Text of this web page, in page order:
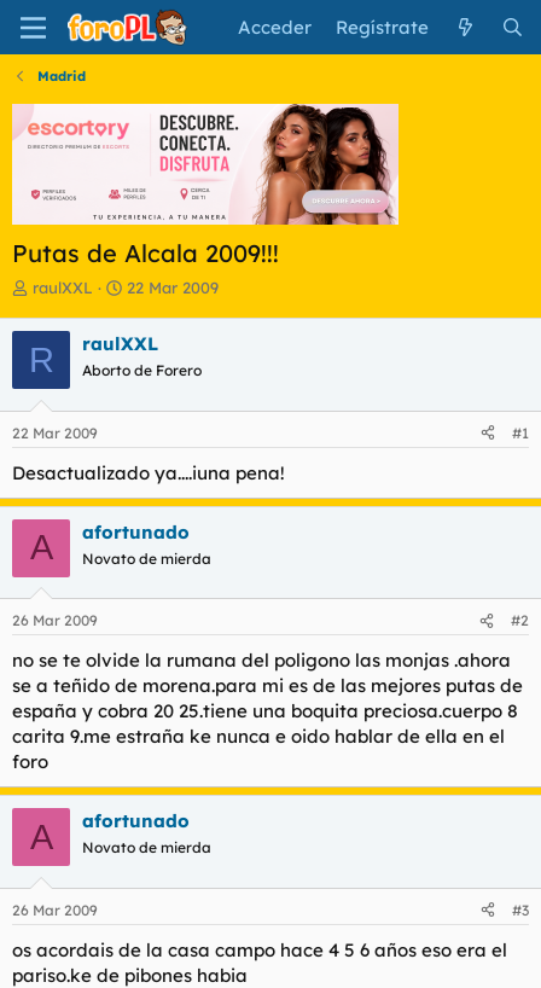
Acceder Regístrate
Madrid
Putas de Alcala 2009!!!
I
i
c
i
a
d
o
d
e
l
t
m
a
raulXXL
F
h
a
e
i
c
i
22 Mar 2009
R raulXXL
Aborto de Forero
22 Mar 2009 #1
Desactualizado ya....iuna pena!
A afortunado
Novato de mierda
26 Mar 2009 #2
no se te olvide la rumana del poligono las monjas .ahora
se a teñido de morena.para mi es de las mejores putas de
españa y cobra 20 25.tiene una boquita preciosa.cuerpo 8
carita 9.me estraña ke nunca e oido hablar de ella en el
foro
A afortunado
Novato de mierda
26 Mar 2009 #3
os acordais de la casa campo hace 4 5 6 años eso era el
pariso.ke de pibones habia